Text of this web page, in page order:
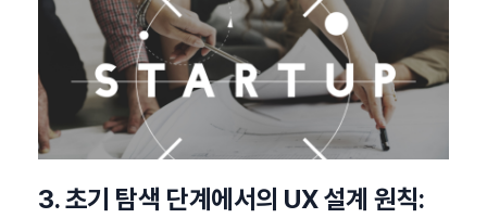
3. 초기 탐색 단계에서의 UX 설계 원칙: